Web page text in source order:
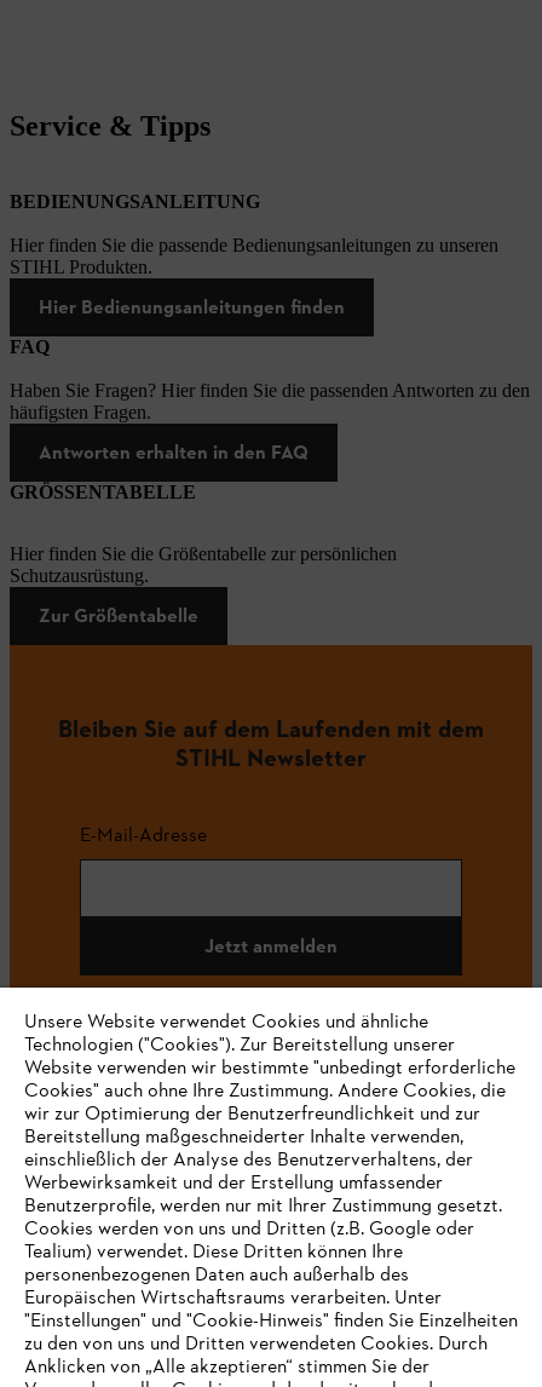
Service & Tipps
BEDIENUNGSANLEITUNG
Hier finden Sie die passende Bedienungsanleitungen zu unseren
STIHL Produkten.
Hier Bedienungsanleitungen finden
FAQ
Haben Sie Fragen? Hier finden Sie die passenden Antworten zu den
häufigsten Fragen.
Antworten erhalten in den FAQ
GRÖSSENTABELLE
Hier finden Sie die Größentabelle zur persönlichen
Schutzausrüstung.
Zur Größentabelle
Bleiben Sie auf dem Laufenden mit dem
STIHL Newsletter
E-Mail-Adresse
Jetzt anmelden
#STIHL
Unternehmen
Häufig gestellte Fragen
Unsere Website verwendet Cookies und ähnliche
Technologien ("Cookies"). Zur Bereitstellung unserer
Website verwenden wir bestimmte "unbedingt erforderliche
Cookies" auch ohne Ihre Zustimmung. Andere Cookies, die
wir zur Optimierung der Benutzerfreundlichkeit und zur
Bereitstellung maßgeschneiderter Inhalte verwenden,
einschließlich der Analyse des Benutzerverhaltens, der
Werbewirksamkeit und der Erstellung umfassender
Benutzerprofile, werden nur mit Ihrer Zustimmung gesetzt.
Cookies werden von uns und Dritten (z.B. Google oder
Tealium) verwendet. Diese Dritten können Ihre
personenbezogenen Daten auch außerhalb des
Europäischen Wirtschaftsraums verarbeiten. Unter
"Einstellungen" und "Cookie-Hinweis" finden Sie Einzelheiten
zu den von uns und Dritten verwendeten Cookies. Durch
Anklicken von „Alle akzeptieren“ stimmen Sie der